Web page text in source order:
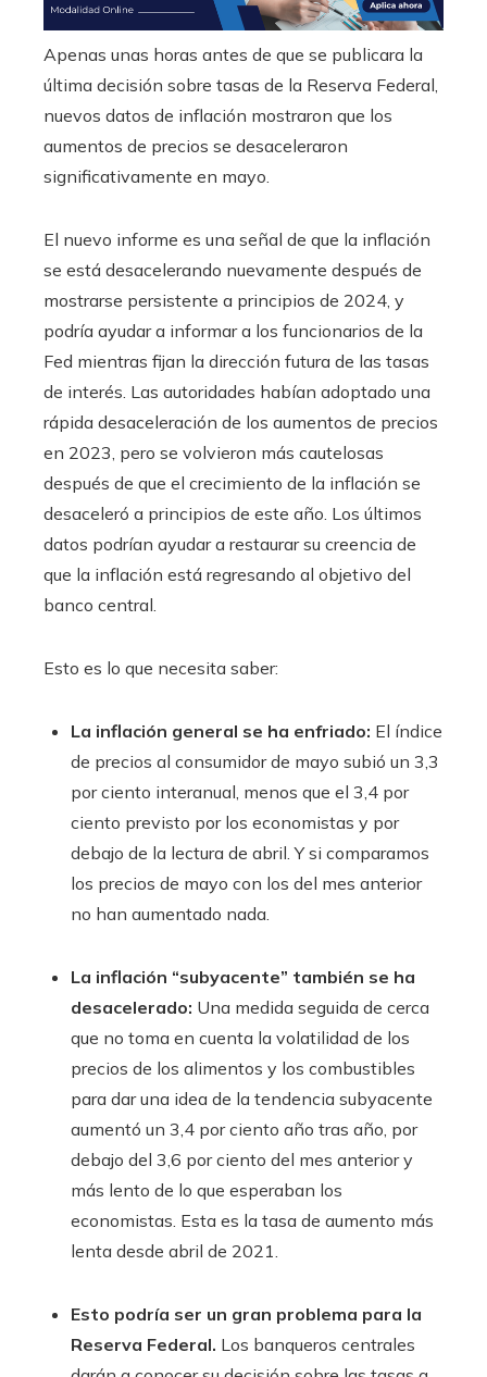
Apenas unas horas antes de que se publicara la
última decisión sobre tasas de la Reserva Federal,
nuevos datos de inflación mostraron que los
aumentos de precios se desaceleraron
significativamente en mayo.
El nuevo informe es una señal de que la inflación
se está desacelerando nuevamente después de
mostrarse persistente a principios de 2024, y
podría ayudar a informar a los funcionarios de la
Fed mientras fijan la dirección futura de las tasas
de interés. Las autoridades habían adoptado una
rápida desaceleración de los aumentos de precios
en 2023, pero se volvieron más cautelosas
después de que el crecimiento de la inflación se
desaceleró a principios de este año. Los últimos
datos podrían ayudar a restaurar su creencia de
que la inflación está regresando al objetivo del
banco central.
Esto es lo que necesita saber:
La inflación general se ha enfriado: El índice
de precios al consumidor de mayo subió un 3,3
por ciento interanual, menos que el 3,4 por
ciento previsto por los economistas y por
debajo de la lectura de abril. Y si comparamos
los precios de mayo con los del mes anterior
no han aumentado nada.
La inflación “subyacente” también se ha
desacelerado: Una medida seguida de cerca
que no toma en cuenta la volatilidad de los
precios de los alimentos y los combustibles
para dar una idea de la tendencia subyacente
aumentó un 3,4 por ciento año tras año, por
debajo del 3,6 por ciento del mes anterior y
más lento de lo que esperaban los
economistas. Esta es la tasa de aumento más
lenta desde abril de 2021.
Esto podría ser un gran problema para la
Reserva Federal. Los banqueros centrales